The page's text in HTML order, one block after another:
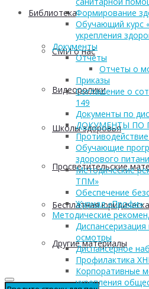
Библиотека
СМИ о нас
Видеоролики
Школы здоровья
Просветительские
Бесплатная
Другие материалы
Формирование
Обучающий курс
укрепления
Документы
Отчеты
Отчеты о
Приказы
Соглашение о
149
Документы по
ДОКУМЕНТЫ ПО
Обучающие
здорового
Методические
ТПМ»
Обеспечение
Журнал «Профи»
Методические
осмотры
Диспансерное
Профилактика
Корпоративные
укрепления